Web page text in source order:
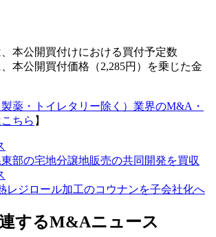
、本公開買付けにおける買付予定数
、本公開買付価格（2,285円）を乗じた金
薬・トイレタリー除く）業界のM&A・
ちら 】
部の宅地分譲地販売の共同開発を買収
レジロール加工のコウナンを子会社化へ
するM&Aニュース